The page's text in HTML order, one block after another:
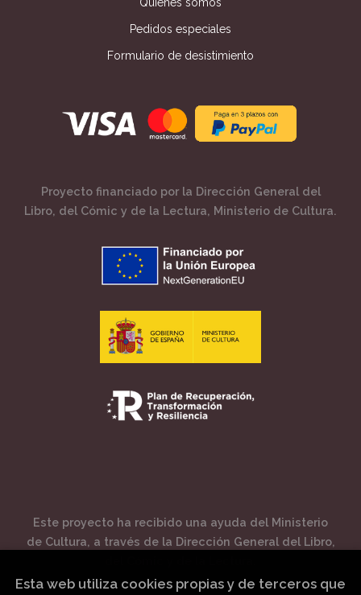
Quiénes somos
Pedidos especiales
Formulario de desistimiento
Proyecto financiado por la Dirección General del
Libro, del Cómic y de la Lectura, Ministerio de Cultura.
Este proyecto ha recibido una ayuda del Ministerio
de Cultura, a través de la Dirección General del Libro,
Esta web utiliza cookies propias y de terceros que